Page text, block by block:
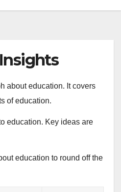
about education. It covers
of education.
education. Key ideas are
education to round off the